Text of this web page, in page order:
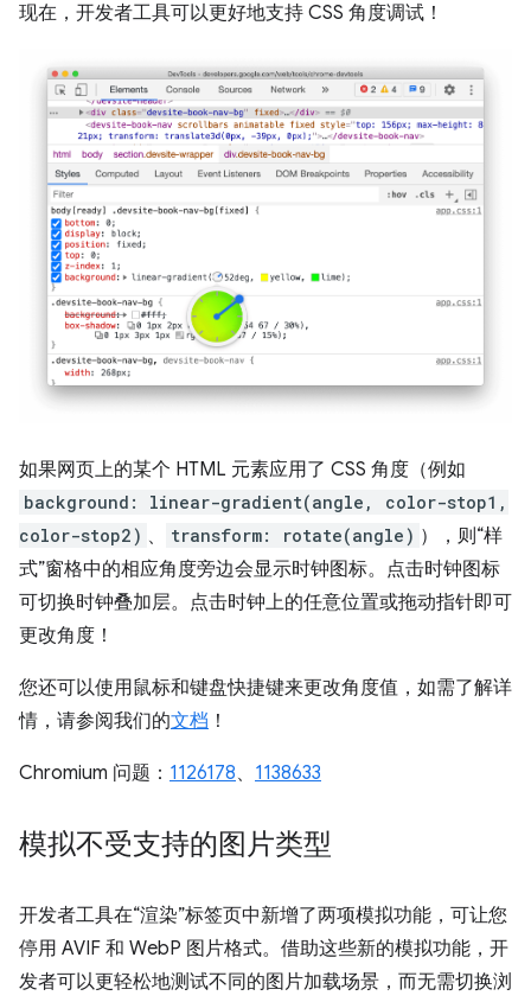
现在，开发者工具可以更好地支持 CSS 角度调试！
如果网页上的某个 HTML 元素应用了 CSS 角度（例如
background: linear-gradient(angle, color-stop1,
color-stop2) 、 transform: rotate(angle) ），则“样
式”窗格中的相应角度旁边会显示时钟图标。点击时钟图标
可切换时钟叠加层。点击时钟上的任意位置或拖动指针即可
更改角度！
您还可以使用鼠标和键盘快捷键来更改角度值，如需了解详
情，请参阅我们的文档 ！
Chromium 问题： 1126178、 1138633
模拟不受支持的图片类型
开发者工具在“渲染”标签页中新增了两项模拟功能，可让您
停用 AVIF 和 WebP 图片格式。借助这些新的模拟功能，开
发者可以更轻松地测试不同的图片加载场景，而无需切换浏